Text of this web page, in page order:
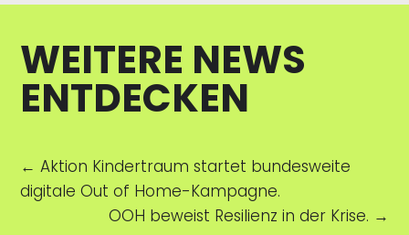
WEITERE NEWS
ENTDECKEN
←Aktion Kindertraum startet bundesweite
digitale Out of Home-Kampagne.
OOH beweist Resilienz in der Krise. →